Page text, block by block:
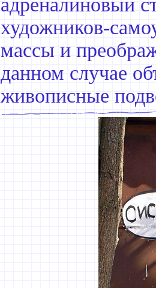
адреналиновый
художников-
массы и
данном случае
живописные